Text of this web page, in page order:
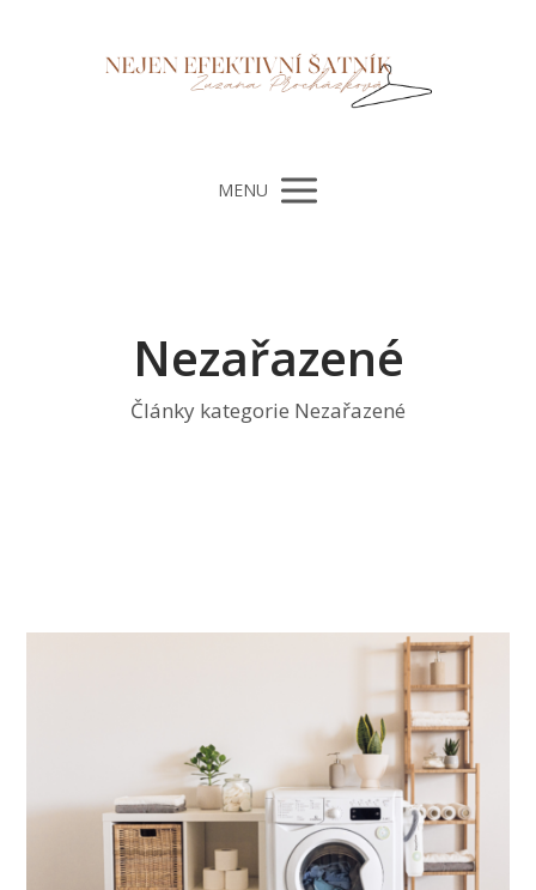
MENU
Nezařazené
Články kategorie Nezařazené